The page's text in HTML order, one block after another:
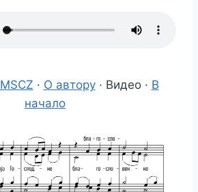
MSCZ · О автору· Видео · В
начало